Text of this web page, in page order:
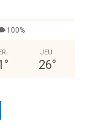
100%
°
JEU
26°